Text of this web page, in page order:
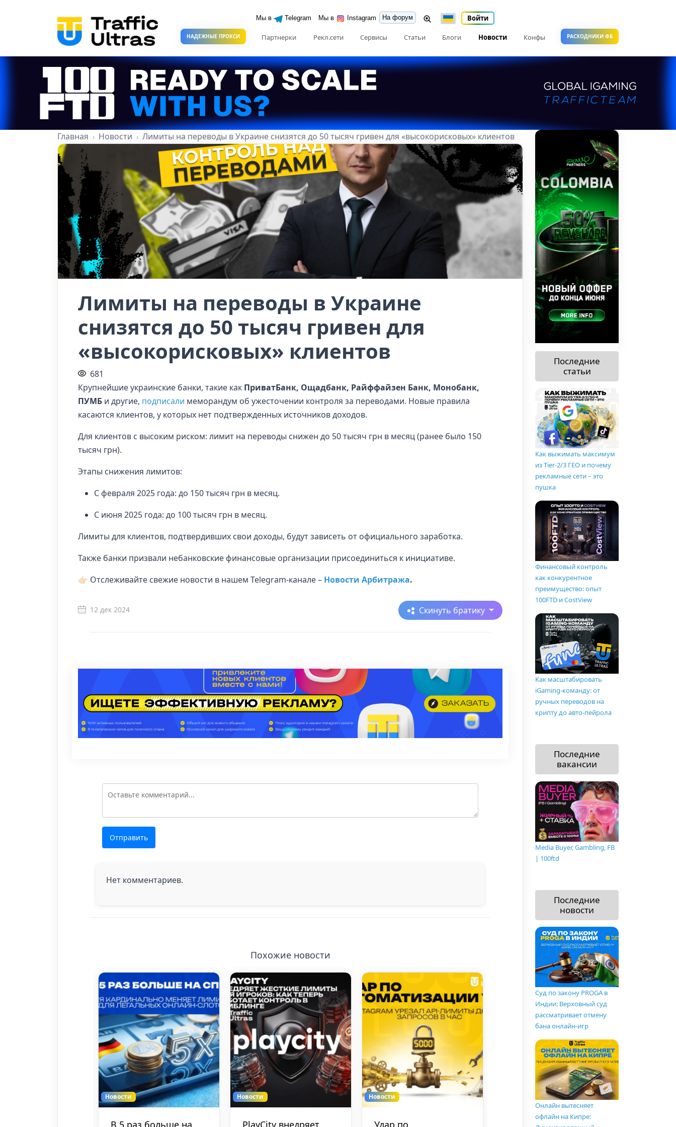
Мы в Telegram Мы в Instagram На форум Войти
НАДЕЖНЫЕ ПРОКСИ Партнерки Рекл.сети Сервисы Статьи Блоги Новости Конфы РАСХОДНИКИ ФБ
Главная Новости Лимиты на переводы в Украине снизятся до 50 тысяч гривен для «высокорисковых» клиентов
Лимиты на переводы в Украине
снизятся до 50 тысяч гривен для
«высокорисковых» клиентов
681
Крупнейшие украинские банки, такие как ПриватБанк, Ощадбанк, Райффайзен Банк, Монобанк,
ПУМБ и другие, подписали меморандум об ужесточении контроля за переводами. Новые правила
касаются клиентов, у которых нет подтвержденных источников доходов.
Для клиентов с высоким риском: лимит на переводы снижен до 50 тысяч грн в месяц (ранее было 150
тысяч грн).
Этапы снижения лимитов:
С февраля 2025 года: до 150 тысяч грн в месяц.
С июня 2025 года: до 100 тысяч грн в месяц.
Лимиты для клиентов, подтвердивших свои доходы, будут зависеть от официального заработка.
Также банки призвали небанковские финансовые организации присоединиться к инициативе.
👉🏻 Отслеживайте свежие новости в нашем Telegram-канале – Новости Арбитража.
12 дек 2024 Скинуть братику
Отправить
Нет комментариев.
Похожие новости
Новости Новости Новости
Последние
статьи
Как выжимать максимум
из Tier-2/3 ГЕО и почему
рекламные сети – это
пушка
Финансовый контроль
как конкурентное
преимущество: опыт
100FTD и CostView
Как масштабировать
iGaming-команду: от
ручных переводов на
крипту до авто-пейрола
Последние
вакансии
Media Buyer, Gambling, FB
| 100ftd
Последние
новости
Суд по закону PROGA в
Индии: Верховный суд
рассматривает отмену
бана онлайн-игр
Онлайн вытесняет
офлайн на Кипре: